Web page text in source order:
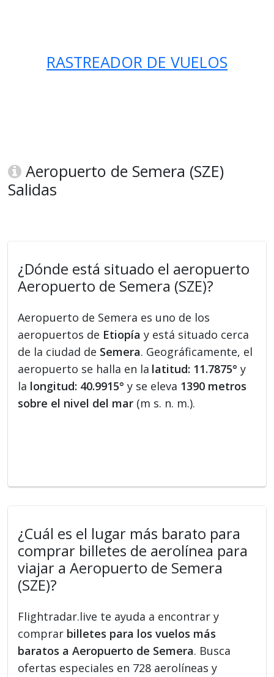
RASTREADOR DE VUELOS
Aeropuerto de Semera (SZE)
Salidas
¿Dónde está situado el aeropuerto
Aeropuerto de Semera (SZE)?
Aeropuerto de Semera es uno de los
aeropuertos de Etiopía y está situado cerca
de la ciudad de Semera. Geográficamente, el
aeropuerto se halla en la latitud: 11.7875° y
la longitud: 40.9915° y se eleva 1390 metros
sobre el nivel del mar (m s. n. m.).
¿Cuál es el lugar más barato para
comprar billetes de aerolínea para
viajar a Aeropuerto de Semera
(SZE)?
Flightradar.live te ayuda a encontrar y
comprar billetes para los vuelos más
baratos a Aeropuerto de Semera. Busca
ofertas especiales en 728 aerolíneas y